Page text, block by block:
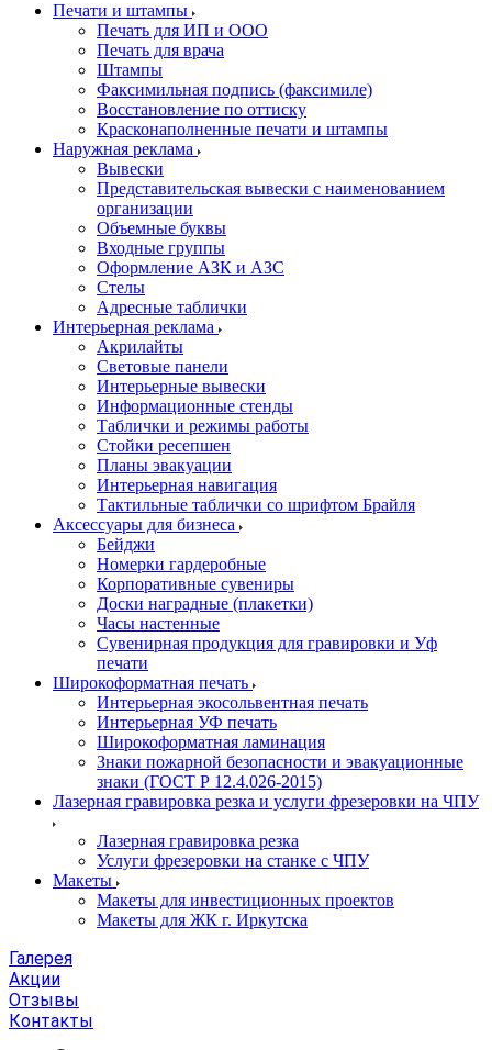
Печати и штампы
Печать для ИП и ООО
Печать для врача
Штампы
Факсимильная подпись (факсимиле)
Восстановление по оттиску
Красконаполненные печати и штампы
Наружная реклама
Вывески
Представительская вывески с наименованием
организации
Объемные буквы
Входные группы
Оформление АЗК и АЗС
Стелы
Адресные таблички
Интерьерная реклама
Акрилайты
Световые панели
Интерьерные вывески
Информационные стенды
Таблички и режимы работы
Стойки ресепшен
Планы эвакуации
Интерьерная навигация
Тактильные таблички со шрифтом Брайля
Аксессуары для бизнеса
Бейджи
Номерки гардеробные
Корпоративные сувениры
Доски наградные (плакетки)
Часы настенные
Сувенирная продукция для гравировки и Уф
печати
Широкоформатная печать
Интерьерная экосольвентная печать
Интерьерная УФ печать
Широкоформатная ламинация
Знаки пожарной безопасности и эвакуационные
знаки (ГОСТ Р 12.4.026-2015)
Лазерная гравировка резка и услуги фрезеровки на ЧПУ
Лазерная гравировка резка
Услуги фрезеровки на станке с ЧПУ
Макеты
Макеты для инвестиционных проектов
Макеты для ЖК г. Иркутска
Галерея
Акции
Отзывы
Контакты